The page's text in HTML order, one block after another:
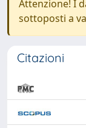
Attenzione! I
sottoposti a
Citazioni